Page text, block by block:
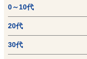
0～10代
20代
30代